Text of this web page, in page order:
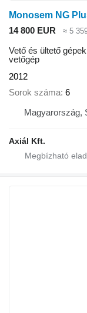
Monosem NG
14 800 EUR
≈ 5
Vető és ültető
vetőgép
2012
Sorok száma 6
Magyarország,
Axiál Kft.